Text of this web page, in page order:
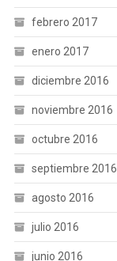
febrero 2017
enero 2017
diciembre 2016
noviembre 2016
octubre 2016
septiembre 2016
agosto 2016
julio 2016
junio 2016